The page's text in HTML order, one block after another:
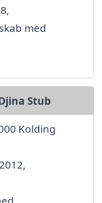
med
Stub
Kolding